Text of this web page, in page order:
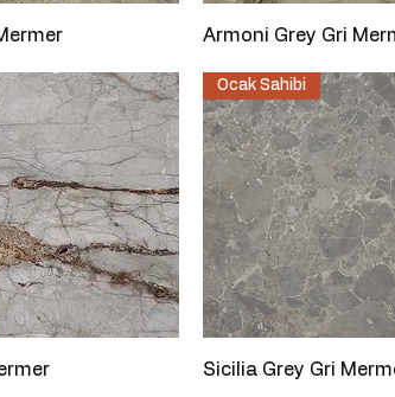
Hızlı Bakış Hızlı Bakış
Armoni Grey Gri
Hızlı Bakış Hızlı Bakış
Ocak Sahibi
Sicilia Grey Gri